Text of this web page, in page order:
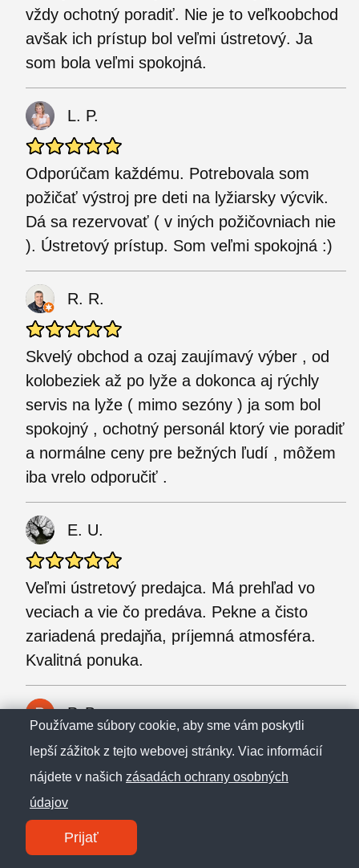
vždy ochotný poradiť. Nie je to veľkoobchod
avšak ich prístup bol veľmi ústretový. Ja
som bola veľmi spokojná.
L. P.
Odporúčam každému. Potrebovala som
požičať výstroj pre deti na lyžiarsky výcvik.
Dá sa rezervovať ( v iných požičovniach nie
). Ústretový prístup. Som veľmi spokojná :)
R. R.
Skvelý obchod a ozaj zaujímavý výber , od
kolobeziek až po lyže a dokonca aj rýchly
servis na lyže ( mimo sezóny ) ja som bol
spokojný , ochotný personál ktorý vie poradiť
a normálne ceny pre bežných ľudí , môžem
iba vrelo odporučiť .
E. U.
Veľmi ústretový predajca. Má prehľad vo
veciach a vie čo predáva. Pekne a čisto
zariadená predajňa, príjemná atmosféra.
Kvalitná ponuka.
P. B.
Narozdiel od Kubicasportu mi boli ochotní
pomôcť, doniesol som vymontované
rozobraté koleso (dušu plášť a samotný
ráfik) na elektrokolobežku Xiaomi M365,
Používame súbory cookie, aby sme vám poskytli
lepší zážitok z tejto webovej stránky. Viac informácií
nájdete v našich zásadách ochrany osobných
údajov
Prijať